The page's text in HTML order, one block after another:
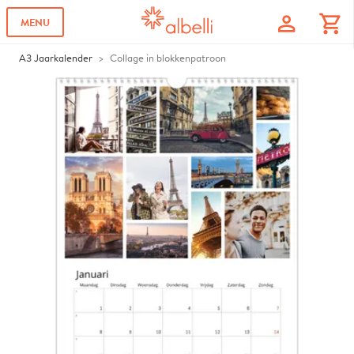
MENU profile shopping_cart
A3 Jaarkalender Collage in blokkenpatroon